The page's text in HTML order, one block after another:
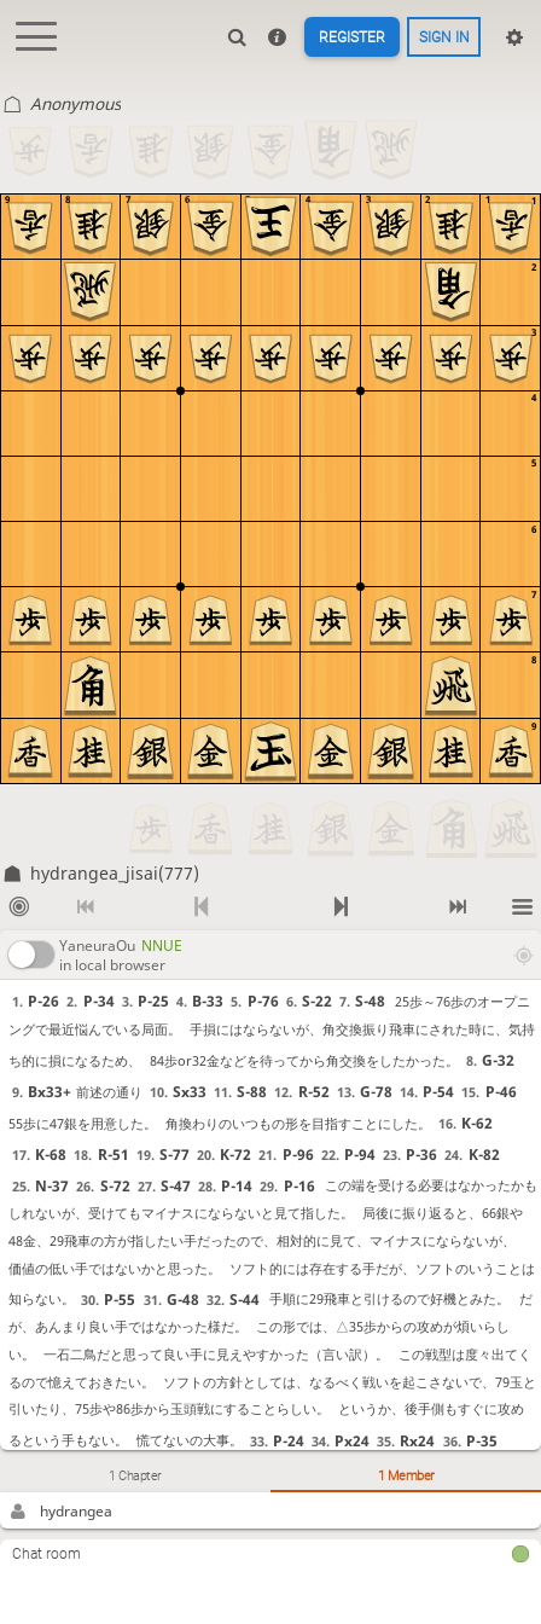
REGISTER SIGN IN
Anonymous
9
8
7
6
5
4
3
2
1
9 8 7 6 5 4 3 2 1
hydrangea_jisai(777)
YaneuraOu NNUE
in local browser
1. P-26 2. P-34 3. P-25 4. B-33 5. P-76 6. S-22 7. S-48
25歩～76歩のオープニ
ングで最近悩んでいる局面。
手損にはならないが、角交換振り飛車にされた時に、気持
ち的に損になるため、
84歩or32金などを待ってから角交換をしたかった。 8. G-32
9. Bx33+ 前述の通り 10. Sx33 11. S-88 12. R-52 13. G-78 14. P-54 15. P-46
55歩に47銀を用意した。 角換わりのいつもの形を目指すことにした。 16. K-62
17. K-68 18. R-51 19. S-77 20. K-72 21. P-96 22. P-94 23. P-36 24. K-82
25. N-37 26. S-72 27. S-47 28. P-14 29. P-16
この端を受ける必要はなかったかも
しれないが、受けてもマイナスにならないと見て指した。
局後に振り返ると、66銀や
48金、29飛車の方が指したい手だったので、相対的に見て、マイナスにならないが、
価値の低い手ではないかと思った。
ソフト的には存在する手だが、ソフトのいうことは
知らない。
30. P-55 31. G-48 32. S-44 手順に29飛車と引けるので好機とみた。
だ
が、あんまり良い手ではなかった様だ。
この形では、△35歩からの攻めが煩いらし
い。
一石二鳥だと思って良い手に見えやすかった（言い訳）。
この戦型は度々出てく
るので憶えておきたい。
ソフトの方針としては、なるべく戦いを起こさないで、79玉と
引いたり、75歩や86歩から玉頭戦にすることらしい。
というか、後手側もすぐに攻め
るという手もない。
慌てないの大事。 33. P-24 34. Px24 35. Rx24 36. P-35
35銀は飛車があるから大丈夫だと見ていた。
それ以外だと、23歩しか見え
なかった。
歩が狙いだと思った。左銀を66銀と中央に厚くするするのはどうだろうか、と少し考え
た。 41. Px56
66銀だと、55歩から銀交換されて不服だ
1 Chapter 1 Member
hydrangea
Chat room